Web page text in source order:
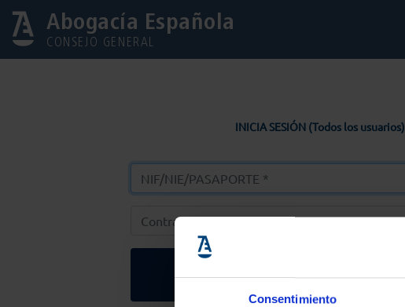
Consentimiento
Abogacía Española
CONSEJO GENERAL
INICIA SESIÓN (Todos los usuarios)
Entrar